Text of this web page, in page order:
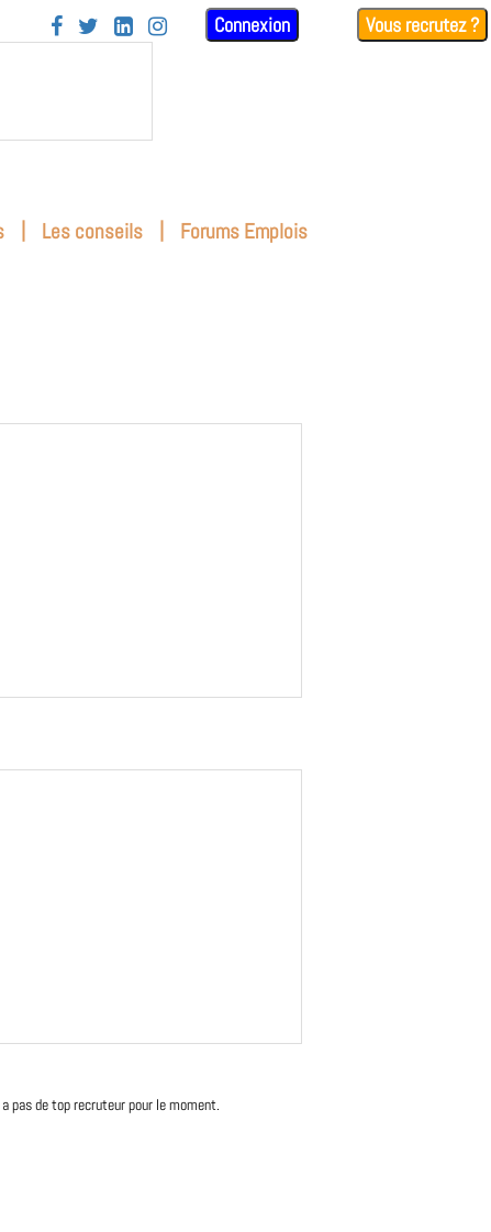
    Connexion Vous recrutez ?
| Les conseils | Forums Emplois
pas de top recruteur pour le moment.